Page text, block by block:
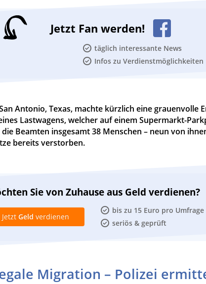
Jetzt Fan werden!
täglich interessante News
Infos zu Verdienstmöglichkeiten
Antonio, Texas, machte kürzlich eine grauenvolle
Lastwagens, welcher auf einem Supermarkt-
Beamten insgesamt 38 Menschen – neun von
bereits verstorben.
Sie von Zuhause aus Geld verdienen?
bis zu 15 Euro pro Umfrage
seriös & geprüft
Jetzt Geld verdienen
Migration – Polizei